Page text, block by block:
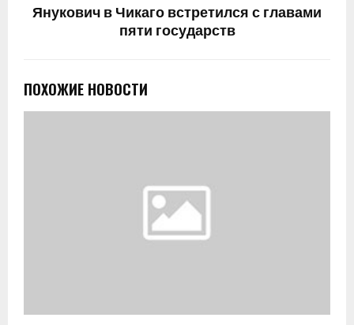
Янукович в Чикаго встретился с главами
пяти государств
ПОХОЖИЕ НОВОСТИ